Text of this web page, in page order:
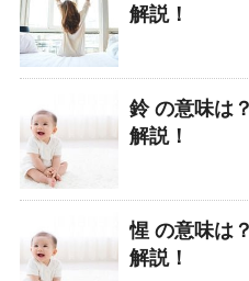
解説！
鈴 の意味は
解説！
惺 の意味は
解説！